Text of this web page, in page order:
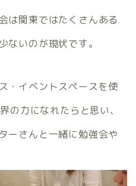
は関東ではたくさんある
ないのが現状です。
・イベントスペースを使
の力になれたらと思い、
ーさんと一緒に勉強会や